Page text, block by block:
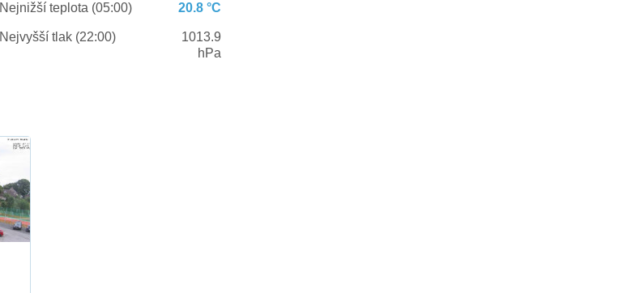
Nejnižší teplota (05:00) 20.8 °C
Nejvyšší tlak (22:00)
1013.9
hPa